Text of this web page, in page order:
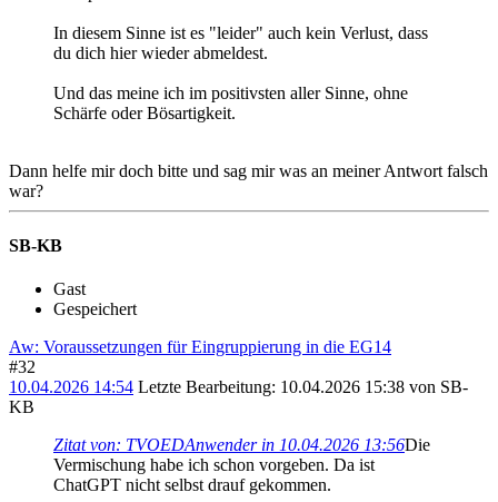
In diesem Sinne ist es "leider" auch kein Verlust, dass
du dich hier wieder abmeldest.
Und das meine ich im positivsten aller Sinne, ohne
Schärfe oder Bösartigkeit.
Dann helfe mir doch bitte und sag mir was an meiner Antwort falsch
war?
SB-KB
Gast
Gespeichert
Aw: Voraussetzungen für Eingruppierung in die EG14
#32
10.04.2026 14:54 Letzte Bearbeitung: 10.04.2026 15:38 von SB-
KB
Zitat von: TVOEDAnwender in 10.04.2026 13:56Die
Vermischung habe ich schon vorgeben. Da ist
ChatGPT nicht selbst drauf gekommen.